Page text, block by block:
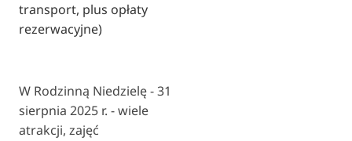
transport, plus opłaty
rezerwacyjne)
W Rodzinną Niedzielę - 31
sierpnia 2025 r. - wiele
atrakcji, zajęć